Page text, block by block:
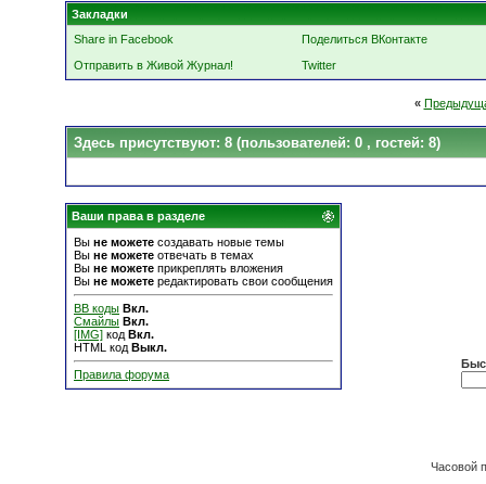
Закладки
Share in Facebook
Поделиться ВКонтакте
Отправить в Живой Журнал!
Twitter
«
Здесь присутствуют: 8 (пользователей: 0 , гостей: 8)
Ваши права в разделе
Вы не можете создавать новые темы
Вы не можете отвечать в темах
Вы не можете прикреплять вложения
Вы не можете редактировать свои сообщения
BB коды Вкл.
Смайлы Вкл.
[IMG] код Вкл.
HTML код Выкл.
Правила форума
Часовой